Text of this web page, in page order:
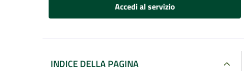
Accedi al servizio
INDICE DELLA PAGINA